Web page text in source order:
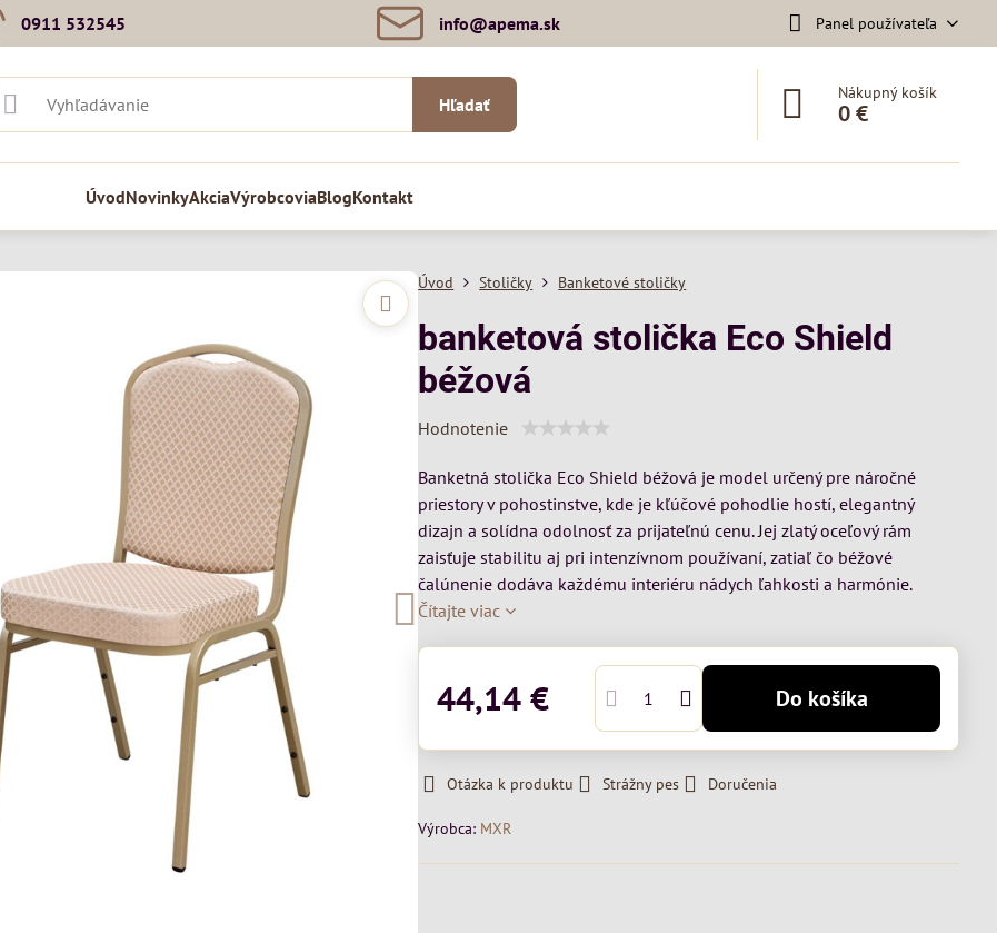
0911 532545 info​@apema​.sk Panel používateľa
Hľadať
Nákupný košík
0 €
ÚvodNovinkyAkciaVýrobcoviaBlogKontakt
Úvod Stoličky Banketové stoličky
banketová stolička Eco Shield
béžová
Hodnotenie
Banketná stolička Eco Shield béžová je model určený pre náročné
priestory v pohostinstve, kde je kľúčové pohodlie hostí, elegantný
dizajn a solídna odolnosť za prijateľnú cenu. Jej zlatý oceľový rám
zaisťuje stabilitu aj pri intenzívnom používaní, zatiaľ čo béžové
čalúnenie dodáva každému interiéru nádych ľahkosti a harmónie.
Čítajte viac
44,14 € Do košíka
Otázka k produktu Strážny pes Doručenia
Výrobca: MXR